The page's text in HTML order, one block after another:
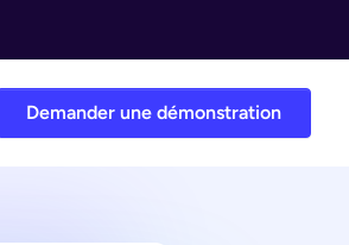
Demander une démonstration